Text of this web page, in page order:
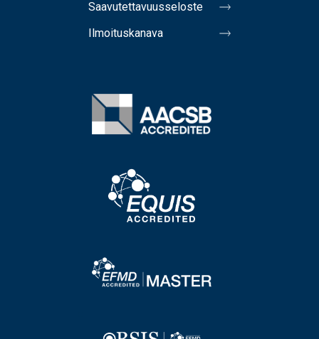
Saavutettavuusseloste
Ilmoituskanava
Image
Image
Image
Image